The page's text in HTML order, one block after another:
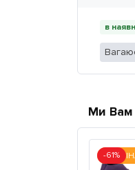
в
Ми Вам
-61%